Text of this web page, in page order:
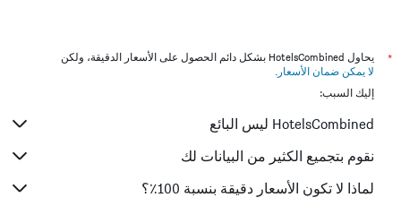
*
يحاول HotelsCombined بشكل دائم الحصول على الأسعار الدقيقة، ولكن
لا يمكن ضمان الأسعار .
إليك السبب:
HotelsCombined ليس البائع
نقوم بتجميع الكثير من البيانات لك
لماذا لا تكون الأسعار دقيقة بنسبة 100٪؟